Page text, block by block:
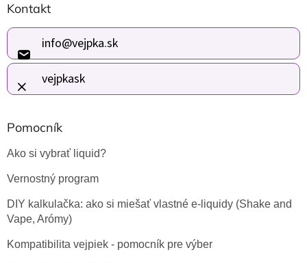
c
p
v
á
p
t
i
e
Kontakt
info@vejpka.sk
vejpkask
Pomocník
Ako si vybrať liquid?
Vernostný program
DIY kalkulačka: ako si miešať vlastné e-liquidy (Shake and
Vape, Arómy)
Kompatibilita vejpiek - pomocník pre výber